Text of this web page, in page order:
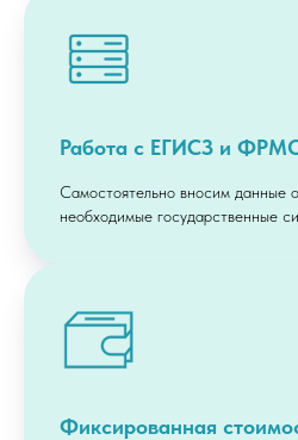
Работа с ЕГИСЗ и
Самостоятельно вносим данные
необходимые государственные
Фиксированная